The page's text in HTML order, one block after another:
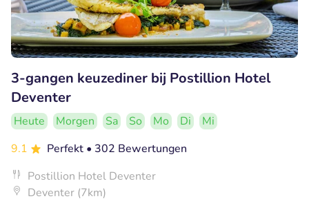
3-gangen keuzediner bij Postillion Hotel
Deventer
Heute Morgen Sa So Mo Di
Mi
9.1
Perfekt • 302 Bewertungen
Postillion Hotel Deventer
Deventer (7km)